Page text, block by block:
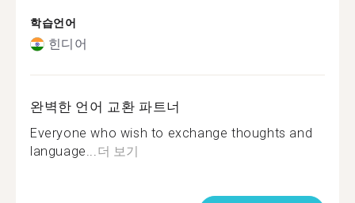
학습언어
힌디어
완벽한 언어 교환 파트너
Everyone who wish to exchange thoughts and
language...더 보기